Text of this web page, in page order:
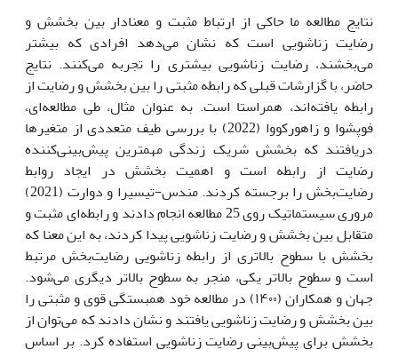
نتایج مطالعه ما حاکی از ارتباط مثبت و معنادار بین بخشش و
رضایت زناشویی است که نشان می‌دهد افرادی که بیشتر
می‌بخشند، رضایت زناشویی بیشتری را تجربه می‌کنند. نتایج
حاضر، با گزارشات قبلی که رابطه مثبتی را بین بخشش و رضایت از
رابطه یافته‌اند، همراستا است. به عنوان مثال، طی مطالعه‌ای،
فوپشوا و زاهورکووا (2022) با بررسی طیف متعددی از متغیرها
دریافتند که بخشش شریک زندگی مهمترین پیش‌بینی‌کننده
رضایت از رابطه است و اهمیت بخشش در ایجاد روابط
رضایت‌بخش را برجسته کردند. مندس-تیسیرا و دوارت (2021)
مروری سیستماتیک روی 25 مطالعه انجام دادند و رابطه‌ای مثبت و
متقابل بین بخشش و رضایت زناشویی پیدا کردند، به این معنا که
بخشش با سطوح بالاتری از رابطه زناشویی رضایت‌بخش مرتبط
است و سطوح بالاتر یکی، منجر به سطوح بالاتر دیگری می‌شود.
جهان و همکاران (۱۴۰۰) در مطالعه خود همبستگی قوی و مثبتی را
بین بخشش و رضایت زناشویی یافتند و نشان دادند که می‌توان از
بخشش برای پیش‌بینی رضایت زناشویی استفاده کرد. بر اساس